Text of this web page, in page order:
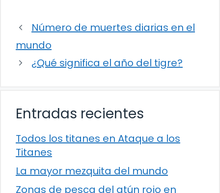
Número de muertes diarias en el
mundo
¿Qué significa el año del tigre?
Entradas recientes
Todos los titanes en Ataque a los
Titanes
La mayor mezquita del mundo
Zonas de pesca del atún rojo en